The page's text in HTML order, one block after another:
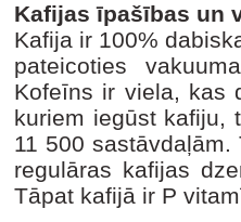
Kafijas īpašības un
Kafija ir 100%
pateicoties
Kofeīns ir viela, kas
kuriem iegūst kafiju,
11 500
regulāras kafijas
Tāpat kafijā ir P